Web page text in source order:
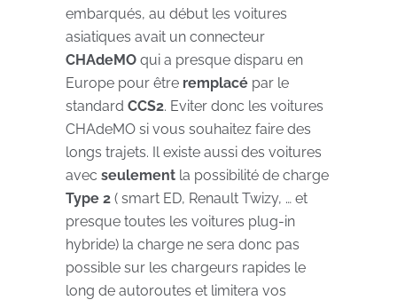
embarqués, au début les voitures
asiatiques avait un connecteur
CHAdeMO qui a presque disparu en
Europe pour être remplacé par le
standard CCS2. Eviter donc les voitures
CHAdeMO si vous souhaitez faire des
longs trajets. Il existe aussi des voitures
avec seulement la possibilité de charge
Type 2 ( smart ED, Renault Twizy, … et
presque toutes les voitures plug-in
hybride) la charge ne sera donc pas
possible sur les chargeurs rapides le
long de autoroutes et limitera vos